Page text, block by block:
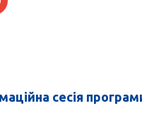
сесія